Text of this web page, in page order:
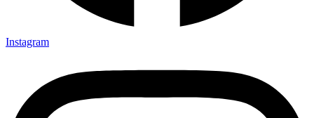
Instagram